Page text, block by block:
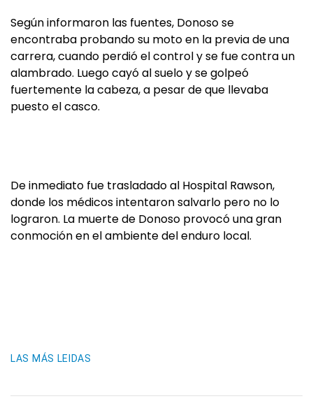
Según informaron las fuentes, Donoso se
encontraba probando su moto en la previa de una
carrera, cuando perdió el control y se fue contra un
alambrado. Luego cayó al suelo y se golpeó
fuertemente la cabeza, a pesar de que llevaba
puesto el casco.
De inmediato fue trasladado al Hospital Rawson,
donde los médicos intentaron salvarlo pero no lo
lograron. La muerte de Donoso provocó una gran
conmoción en el ambiente del enduro local.
LAS MÁS LEIDAS